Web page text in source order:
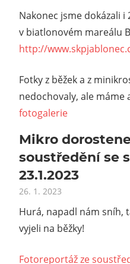
Nakonec jsme dokázali
v biatlonovém mareálu
http://
Fotky z běžek a z
nedochovaly, ale máme
fotogalerie
Mikro
soustředění se
23.1.2023
26. 1. 2023
Hurá, napadl nám sníh,
vyjeli na běžky!
Fotoreportáž ze